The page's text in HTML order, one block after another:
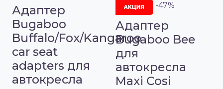
Адаптер
Bugaboo
Buffalo/Fox/Kangaroo
car seat
adapters для
автокресла
-47%
Адаптер
Bugaboo Bee
для
автокресла
Maxi Cosi